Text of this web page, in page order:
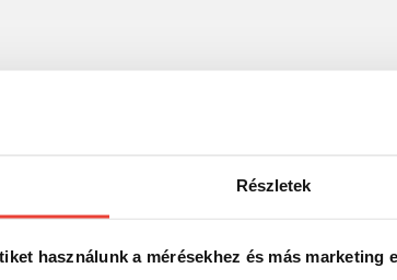
Részletek
használunk a mérésekhez és más marketing